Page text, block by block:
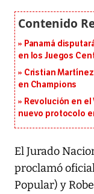
Panamá
en los Juegos
Cristian
en Champions
Revolución en el
nuevo protocolo
El Jurado
proclamó
Popular) y